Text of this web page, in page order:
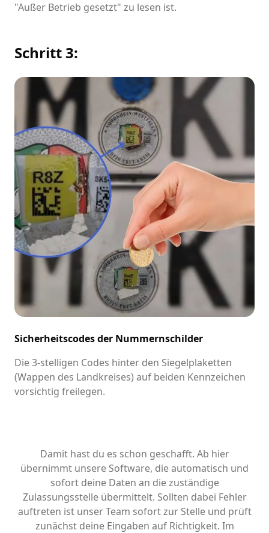
"Außer Betrieb gesetzt" zu lesen ist.
Schritt 3:
Sicherheitscodes der Nummernschilder
Die 3-stelligen Codes hinter den Siegelplaketten
(Wappen des Landkreises) auf beiden Kennzeichen
vorsichtig freilegen.
Damit hast du es schon geschafft. Ab hier
übernimmt unsere Software, die automatisch und
sofort deine Daten an die zuständige
Zulassungsstelle übermittelt. Sollten dabei Fehler
auftreten ist unser Team sofort zur Stelle und prüft
zunächst deine Eingaben auf Richtigkeit. Im